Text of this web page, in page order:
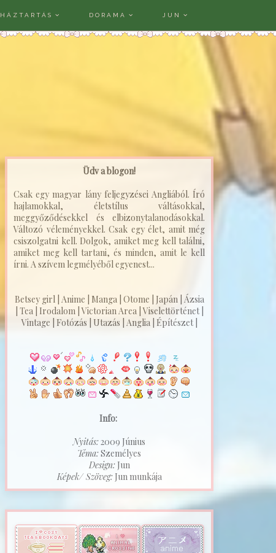
HÁZTARTÁS DORAMA JUN
Üdv a blogon!
Csak egy magyar lány feljegyzései Angliából. Író
hajlamokkal, életstílus váltásokkal,
meggyőződésekkel és elbizonytalanodásokkal.
Változó véleményekkel. Csak egy élet, amit még
csiszolgatni kell. Dolgok, amiket meg kell találni,
amiket meg kell tartani, és minden, amit le kell
írni. A szívem legmélyéből egyenest...
Betsey girl | Anime | Manga | Otome | Japán | Ázsia
| Tea | Irodalom | Victorian Area | Viselettörténet |
Vintage | Fotózás | Utazás | Anglia | Építészet |
Info:
Nyitás:2009 Június
Téma:Személyes
Design:Jun
Képek/ Szöveg:Jun munkája